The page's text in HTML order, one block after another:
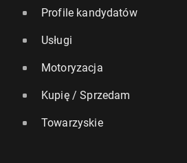
Profile kandydatów
Usługi
Motoryzacja
Kupię / Sprzedam
Towarzyskie